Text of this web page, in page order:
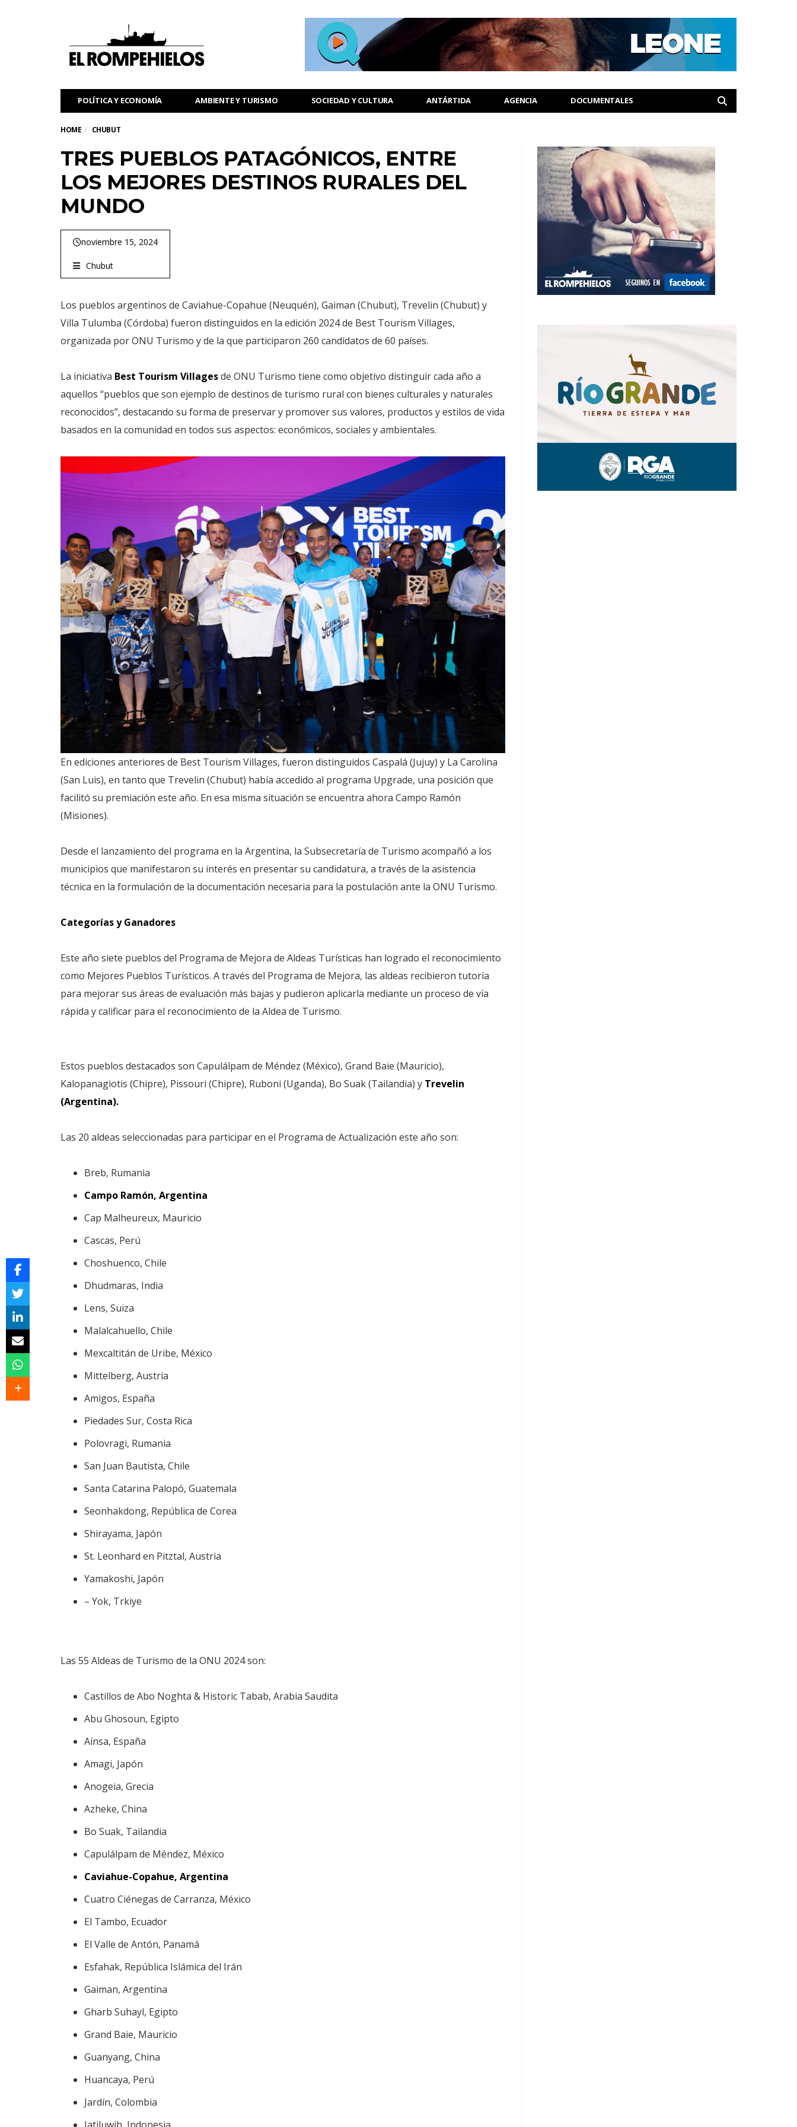
POLÍTICA Y ECONOMÍA AMBIENTE Y TURISMO SOCIEDAD Y CULTURA ANTÁRTIDA AGENCIA DOCUMENTALES
HOME CHUBUT
TRES PUEBLOS PATAGÓNICOS, ENTRE
LOS MEJORES DESTINOS RURALES DEL
MUNDO
noviembre 15, 2024
Chubut
Los pueblos argentinos de Caviahue-Copahue (Neuquén), Gaiman (Chubut), Trevelin (Chubut) y
Villa Tulumba (Córdoba) fueron distinguidos en la edición 2024 de Best Tourism Villages,
organizada por ONU Turismo y de la que participaron 260 candidatos de 60 países.
La iniciativa Best Tourism Villagesde ONU Turismo tiene como objetivo distinguir cada año a
aquellos “pueblos que son ejemplo de destinos de turismo rural con bienes culturales y naturales
reconocidos”, destacando su forma de preservar y promover sus valores, productos y estilos de vida
basados en la comunidad en todos sus aspectos: económicos, sociales y ambientales.
En ediciones anteriores de Best Tourism Villages, fueron distinguidos Caspalá (Jujuy) y La Carolina
(San Luis), en tanto que Trevelin (Chubut) había accedido al programa Upgrade, una posición que
facilitó su premiación este año. En esa misma situación se encuentra ahora Campo Ramón
(Misiones).
Desde el lanzamiento del programa en la Argentina, la Subsecretaría de Turismo acompañó a los
municipios que manifestaron su interés en presentar su candidatura, a través de la asistencia
técnica en la formulación de la documentación necesaria para la postulación ante la ONU Turismo.
Categorías y Ganadores
Este año siete pueblos del Programa de Mejora de Aldeas Turísticas han logrado el reconocimiento
como Mejores Pueblos Turísticos. A través del Programa de Mejora, las aldeas recibieron tutoría
para mejorar sus áreas de evaluación más bajas y pudieron aplicarla mediante un proceso de vía
rápida y calificar para el reconocimiento de la Aldea de Turismo.
Estos pueblos destacados son Capulálpam de Méndez (México), Grand Baie (Mauricio),
Kalopanagiotis (Chipre), Pissouri (Chipre), Ruboni (Uganda), Bo Suak (Tailandia) y Trevelin
(Argentina).
Las 20 aldeas seleccionadas para participar en el Programa de Actualización este año son:
Breb, Rumania
Campo Ramón, Argentina
Cap Malheureux, Mauricio
Cascas, Perú
Choshuenco, Chile
Dhudmaras, India
Lens, Suiza
Malalcahuello, Chile
Mexcaltitán de Uribe, México
Mittelberg, Austria
Amigos, España
Piedades Sur, Costa Rica
Polovragi, Rumania
San Juan Bautista, Chile
Santa Catarina Palopó, Guatemala
Seonhakdong, República de Corea
Shirayama, Japón
St. Leonhard en Pitztal, Austria
Yamakoshi, Japón
– Yok, Trkiye
Las 55 Aldeas de Turismo de la ONU 2024 son:
Castillos de Abo Noghta & Historic Tabab, Arabia Saudita
Abu Ghosoun, Egipto
Aínsa, España
Amagi, Japón
Anogeia, Grecia
Azheke, China
Bo Suak, Tailandia
Capulálpam de Méndez, México
Caviahue-Copahue, Argentina
Cuatro Ciénegas de Carranza, México
El Tambo, Ecuador
El Valle de Antón, Panamá
Esfahak, República Islámica del Irán
Gaiman, Argentina
Gharb Suhayl, Egipto
Grand Baie, Mauricio
Guanyang, China
Huancaya, Perú
Jardín, Colombia